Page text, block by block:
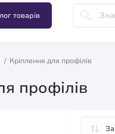
товарів
Кріплення для профілів
профілів